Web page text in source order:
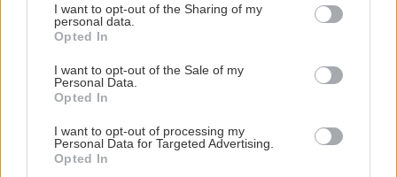
I want to opt-out of the Sharing of my
personal data.
Opted In
I want to opt-out of the Sale of my
Personal Data.
Opted In
I want to opt-out of processing my
Personal Data for Targeted Advertising.
Opted In
GOSSIP - LIFESTYLE
Μπούκη: «"Βασανίζω" τον Αντώνη Σρόιτερ 15
καλοκαίρια»
20:55
ΚΡΗΤΗ
Από τη Μίλατο στα Ανώγεια: Μια